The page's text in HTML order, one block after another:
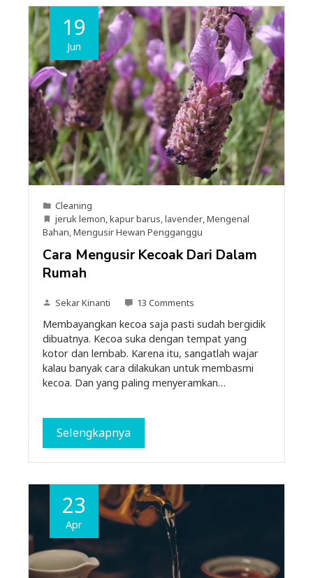
19
Jun
Cleaning
jeruk lemon,kapur barus,lavender,Mengenal
Bahan,Mengusir Hewan Pengganggu
Cara Mengusir Kecoak Dari Dalam
Rumah
Sekar Kinanti 13 Comments
Membayangkan kecoa saja pasti sudah bergidik
dibuatnya. Kecoa suka dengan tempat yang
kotor dan lembab. Karena itu, sangatlah wajar
kalau banyak cara dilakukan untuk membasmi
kecoa. Dan yang paling menyeramkan…
Selengkapnya
23
Apr